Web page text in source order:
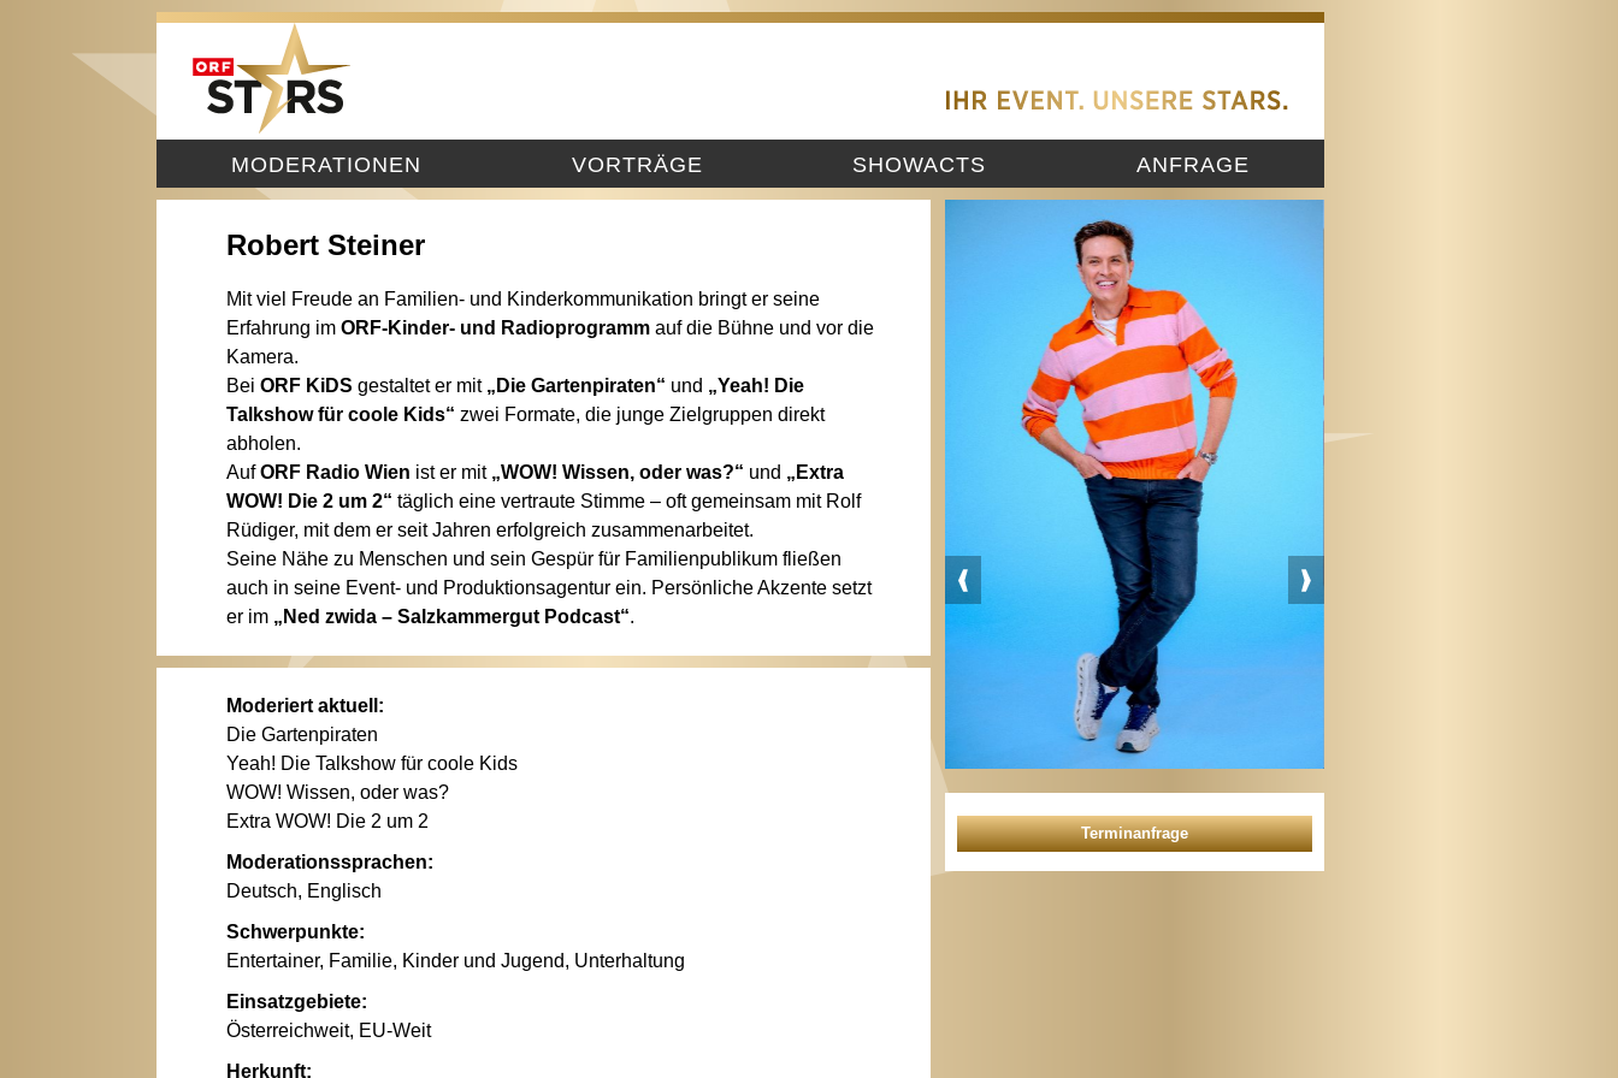
MODERATIONEN VORTRÄGE SHOWACTS ANFRAGE
Robert Steiner
Mit viel Freude an Familien- und Kinderkommunikation bringt er seine
Erfahrung im ORF‑Kinder- und Radioprogrammauf die Bühne und vor die
Kamera.
Bei ORF KiDS gestaltet er mit „Die Gartenpiraten“ und „Yeah! Die
Talkshow für coole Kids“ zwei Formate, die junge Zielgruppen direkt
abholen.
AufORF Radio Wien ist er mit „WOW! Wissen, oder was?“ und „Extra
WOW! Die 2 um 2“ täglich eine vertraute Stimme – oft gemeinsam mit Rolf
Rüdiger, mit dem er seit Jahren erfolgreich zusammenarbeitet.
Seine Nähe zu Menschen und sein Gespür für Familienpublikum fließen
auch in seine Event‑ und Produktionsagentur ein. Persönliche Akzente setzt
er im „Ned zwida – Salzkammergut Podcast“.
Moderiert aktuell:
Die Gartenpiraten
Yeah! Die Talkshow für coole Kids
WOW! Wissen, oder was?
Extra WOW! Die 2 um 2
Moderationssprachen:
Deutsch, Englisch
Schwerpunkte:
Entertainer, Familie, Kinder und Jugend, Unterhaltung
Einsatzgebiete:
Österreichweit, EU-Weit
Herkunft: